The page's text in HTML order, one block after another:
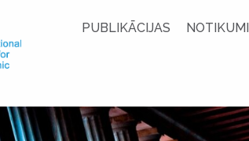
PUBLIKĀCIJAS NOTIKUMI